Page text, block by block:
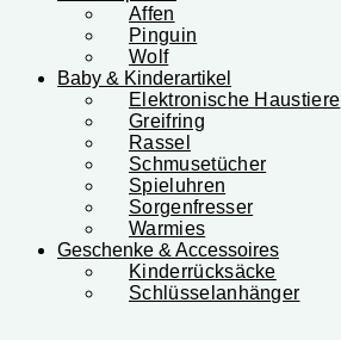
Affen
Pinguin
Wolf
Baby & Kinderartikel
Elektronische Haustiere
Greifring
Rassel
Schmusetücher
Spieluhren
Sorgenfresser
Warmies
Geschenke & Accessoires
Kinderrücksäcke
Schlüsselanhänger